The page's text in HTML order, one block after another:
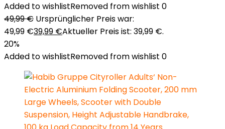
Added to wishlistRemoved from wishlist 0
49,99€ Ursprünglicher Preis war:
49,99 €39,99 €Aktueller Preis ist: 39,99 €.
20%
Added to wishlistRemoved from wishlist 0